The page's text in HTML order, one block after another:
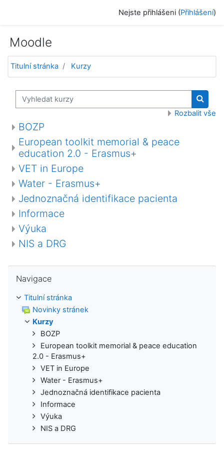
Nejste přihlášeni (Přihlášení)
Moodle
Titulní stránka Kurzy
Vyhledat kurzy
Rozbalit vše
BOZP
European toolkit memorial & peace
education 2.0 - Erasmus+
VET in Europe
Water - Erasmus+
Jednoznačná identifikace pacienta
Informace
Výuka
NIS a DRG
Navigace
Titulní stránka
Novinky stránek
Kurzy
BOZP
European toolkit memorial & peace education
2.0 - Erasmus+
VET in Europe
Water - Erasmus+
Jednoznačná identifikace pacienta
Informace
Výuka
NIS a DRG